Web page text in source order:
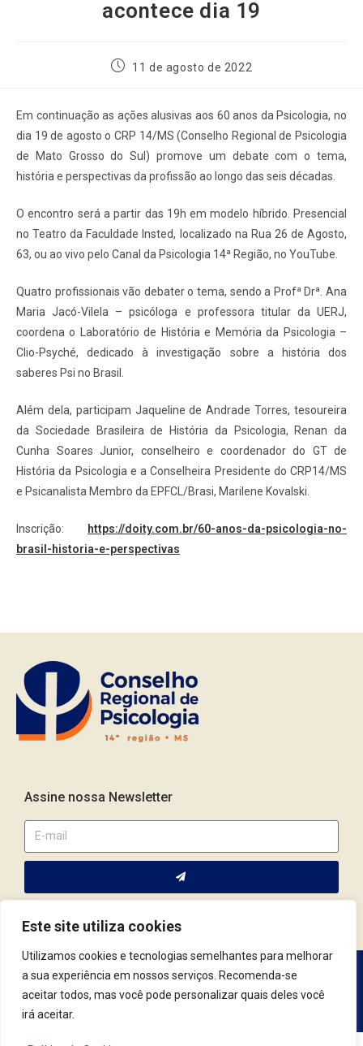
Este site utiliza cookies
Utilizamos cookies e tecnologias semelhantes para melhorar
a sua experiência em nossos serviços. Recomenda-se
aceitar todos, mas você pode personalizar quais deles você
irá aceitar.
acontece dia 19
11 de agosto de 2022
Em continuação as ações alusivas aos 60 anos da Psicologia, no
dia 19 de agosto o CRP 14/MS (Conselho Regional de Psicologia
de Mato Grosso do Sul) promove um debate com o tema,
história e perspectivas da profissão ao longo das seis décadas.
O encontro será a partir das 19h em modelo híbrido. Presencial
no Teatro da Faculdade Insted, localizado na Rua 26 de Agosto,
63, ou ao vivo pelo Canal da Psicologia 14ª Região, no YouTube.
Quatro profissionais vão debater o tema, sendo a Profª Drª. Ana
Maria Jacó-Vilela – psicóloga e professora titular da UERJ,
coordena o Laboratório de História e Memória da Psicologia –
Clio-Psyché, dedicado à investigação sobre a história dos
saberes Psi no Brasil.
Além dela, participam Jaqueline de Andrade Torres, tesoureira
da Sociedade Brasileira de História da Psicologia, Renan da
Cunha Soares Junior, conselheiro e coordenador do GT de
História da Psicologia e a Conselheira Presidente do CRP14/MS
e Psicanalista Membro da EPFCL/Brasi, Marilene Kovalski.
Inscrição:
https://doity.com.br/60-anos-da-psicologia-no-
brasil-historia-e-perspectivas
Assine nossa Newsletter
Av. Fernando Corrêa da Costa, 2044 | Cep.: 79.004-311 | Campo
Grande / MS | (67) 3382.4801 | (67) 9123.7759